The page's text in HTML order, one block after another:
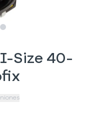
4
Slide
I-Size 40-